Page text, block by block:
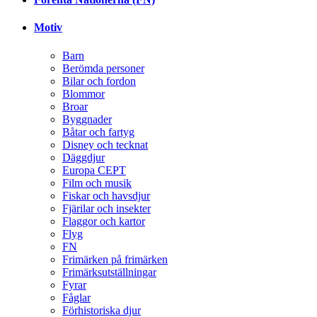
Motiv
Barn
Berömda personer
Bilar och fordon
Blommor
Broar
Byggnader
Båtar och fartyg
Disney och tecknat
Däggdjur
Europa CEPT
Film och musik
Fiskar och havsdjur
Fjärilar och insekter
Flaggor och kartor
Flyg
FN
Frimärken på frimärken
Frimärksutställningar
Fyrar
Fåglar
Förhistoriska djur